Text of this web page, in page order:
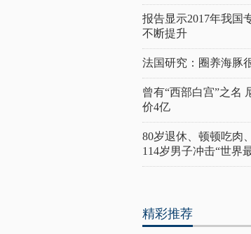
报告显示2017年我国
不断提升
法国研究：圈养海豚
曾有“西部白宫”之名
价4亿
80岁退休、顿顿吃肉
114岁男子冲击“世界
精彩推荐